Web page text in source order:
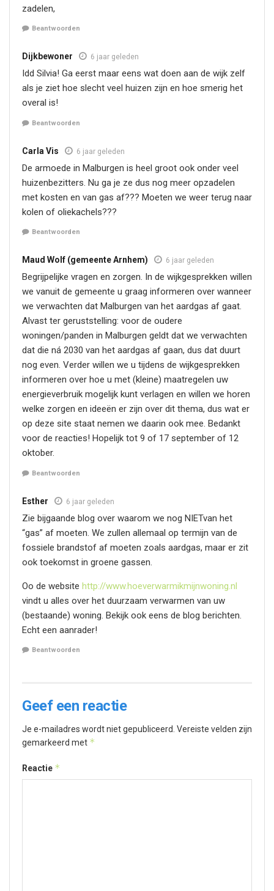
zadelen,
Beantwoorden
Dijkbewoner 6 jaar geleden
Idd Silvia! Ga eerst maar eens wat doen aan de wijk zelf
als je ziet hoe slecht veel huizen zijn en hoe smerig het
overal is!
Beantwoorden
Carla Vis 6 jaar geleden
De armoede in Malburgen is heel groot ook onder veel
huizenbezitters. Nu ga je ze dus nog meer opzadelen
met kosten en van gas af??? Moeten we weer terug naar
kolen of oliekachels???
Beantwoorden
Maud Wolf (gemeente Arnhem) 6 jaar geleden
Begrijpelijke vragen en zorgen. In de wijkgesprekken willen
we vanuit de gemeente u graag informeren over wanneer
we verwachten dat Malburgen van het aardgas af gaat.
Alvast ter geruststelling: voor de oudere
woningen/panden in Malburgen geldt dat we verwachten
dat die ná 2030 van het aardgas af gaan, dus dat duurt
nog even. Verder willen we u tijdens de wijkgesprekken
informeren over hoe u met (kleine) maatregelen uw
energieverbruik mogelijk kunt verlagen en willen we horen
welke zorgen en ideeën er zijn over dit thema, dus wat er
op deze site staat nemen we daarin ook mee. Bedankt
voor de reacties! Hopelijk tot 9 of 17 september of 12
oktober.
Beantwoorden
Esther 6 jaar geleden
Zie bijgaande blog over waarom we nog NIETvan het
“gas” af moeten. We zullen allemaal op termijn van de
fossiele brandstof af moeten zoals aardgas, maar er zit
ook toekomst in groene gassen.
Oo de website http://www.hoeverwarmikmijnwoning.nl
vindt u alles over het duurzaam verwarmen van uw
(bestaande) woning. Bekijk ook eens de blog berichten.
Echt een aanrader!
Beantwoorden
Geef een reactie
Je e-mailadres wordt niet gepubliceerd. Vereiste velden zijn
gemarkeerd met *
Reactie *